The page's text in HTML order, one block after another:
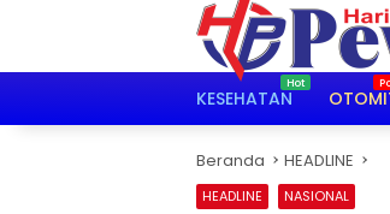
KESEHATAN
Beranda HEADLINE
HEADLINE NASIONAL